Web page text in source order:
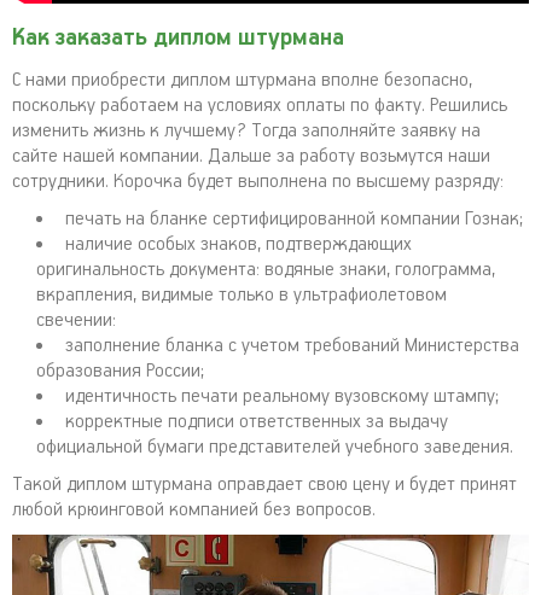
Как заказать диплом штурмана
С нами приобрести диплом штурмана вполне безопасно,
поскольку работаем на условиях оплаты по факту. Решились
изменить жизнь к лучшему? Тогда заполняйте заявку на
сайте нашей компании. Дальше за работу возьмутся наши
сотрудники. Корочка будет выполнена по высшему разряду:
печать на бланке сертифицированной компании Гознак;
наличие особых знаков, подтверждающих
оригинальность документа: водяные знаки, голограмма,
вкрапления, видимые только в ультрафиолетовом
свечении:
заполнение бланка с учетом требований Министерства
образования России;
идентичность печати реальному вузовскому штампу;
корректные подписи ответственных за выдачу
официальной бумаги представителей учебного заведения.
Такой диплом штурмана оправдает свою цену и будет принят
любой крюинговой компанией без вопросов.